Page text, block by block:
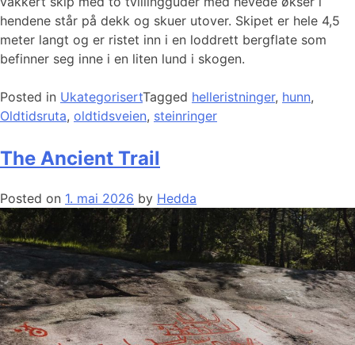
hendene står på dekk og skuer utover. Skipet er hele 4,5
meter langt og er ristet inn i en loddrett bergflate som
befinner seg inne i en liten lund i skogen.
Posted in UkategorisertTagged helleristninger, hunn,
Oldtidsruta, oldtidsveien, steinringer
The Ancient Trail
Posted on 1. mai 2026 by Hedda